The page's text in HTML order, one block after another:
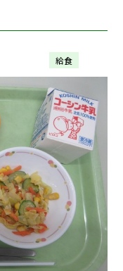
給食